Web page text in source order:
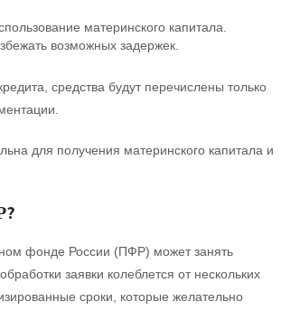
материнского капитала.
возможных задержек.
средства будут перечислены только
для получения материнского капитала и
фонде России (ПФР) может занять
заявки колеблется от нескольких
сроки, которые желательно